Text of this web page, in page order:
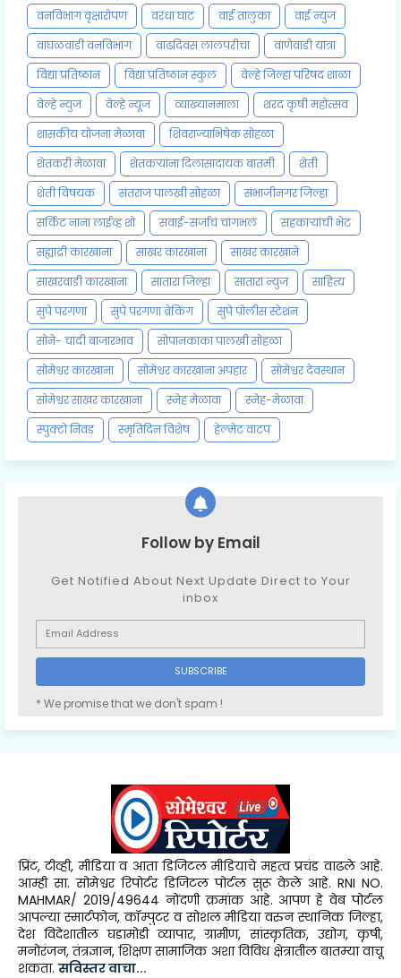
वनविभाग वृक्षारोपण
वरंधा घाट वाई तालुका
वाई न्युज
वाघळवाडी वनविभाग
वाढदिवस लालपरीचा
वाणेवाडी यात्रा
विद्या प्रतिष्ठान
विद्या प्रतिष्ठान स्कुल
वेल्हे जिल्हा परिषद शाळा
वेल्हे न्युज
वेल्हे न्यूज व्याख्यानमाला
शरद कृषी महोत्सव
शासकीय योजना मेळावा
शिवराज्याभिषेक सोहळा
शेतकरी मेळावा
शेतकऱ्यांना दिलासादायक बातमी
शेती
शेती विषयक
संतराज पालखी सोहळा
संभाजीनगर जिल्हा
सर्किट नाना लाईव्ह शो
सवाई-सर्जाचं चांगभलं
सहकाऱ्यांची भेट
सह्याद्री कारखाना
साखर कारखाना
साखर कारखाने
साखरवाडी कारखाना
सातारा जिल्हा सातारा न्युज
साहित्य
सुपे परगणा
सुपे परगणा ब्रेकिंग
सुपे पोलीस स्टेशन
सोने- चांदी बाजारभाव
सोपानकाका पालखी सोहळा
सोमेश्वर कारखाना
सोमेश्वर कारखाना अपहार
सोमेश्वर देवस्थान
सोमेश्वर साखर कारखाना
स्नेह मेळावा
स्नेह-मेळावा
स्पुक्टो निवड
स्मृतिदिन विशेष हेल्मेट वाटप
Follow by Email
Get Notified About Next Update Direct to Your
inbox
* We promise that we don't spam !
प्रिंट, टीव्ही, मीडिया व आता डिजिटल मीडियाचे महत्व प्रचंड वाढले आहे.
आम्ही सा. सोमेश्वर रिपोर्टर डिजिटल पोर्टल सुरू केले आहे. RNI NO.
MAHMAR/ 2019/49644 नोंदणी क्रमांक आहे. आपण हे वेब पोर्टल
आपल्या स्मार्टफोन, कॉम्पुटर व सोशल मीडिया वरुन स्थानिक जिल्हा,
देश विदेशातील घडामोडी व्यापार, ग्रामीण, सांस्कृतिक, उद्योग, कृषी,
मनोरंजन, तंत्रज्ञान, शिक्षण सामाजिक अशा विविध क्षेत्रातील बातम्या वाचू
शकता. सविस्तर वाचा...